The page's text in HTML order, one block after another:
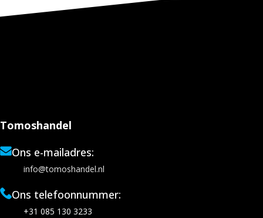
Tomoshandel
Ons e-mailadres:
info@tomoshandel.nl
Ons telefoonnummer:
+31 085 130 3233